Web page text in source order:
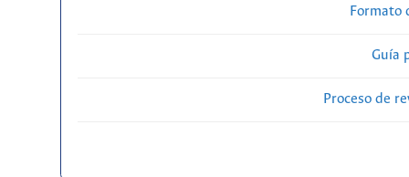
Formato
Guía
Proceso de